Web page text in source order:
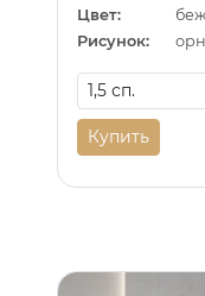
Цвет:
Рисунок:
Купить